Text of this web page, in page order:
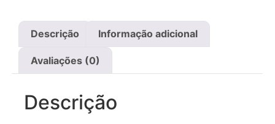
Descrição Informação adicional
Avaliações (0)
Descrição